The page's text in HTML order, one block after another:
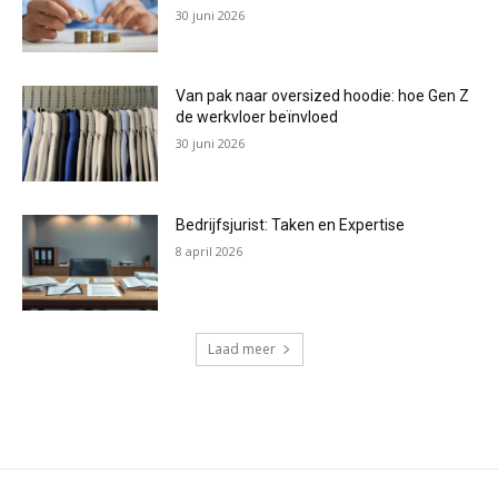
30 juni 2026
Van pak naar oversized hoodie: hoe Gen Z
de werkvloer beïnvloed
30 juni 2026
Bedrijfsjurist: Taken en Expertise
8 april 2026
Laad meer